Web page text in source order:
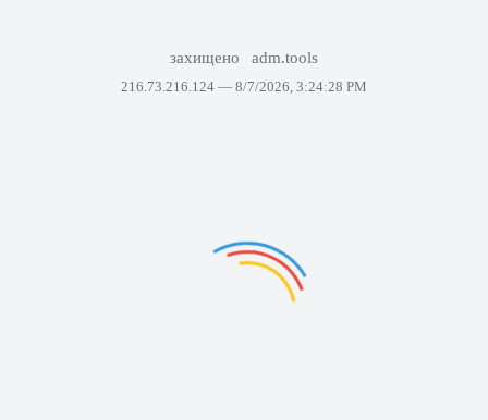
захищено adm.tools
216.73.216.124 — 8/7/2026, 3:24:28 PM